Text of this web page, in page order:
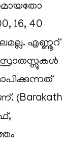
16, 40
എണ്ണൂറ്
(Barakath